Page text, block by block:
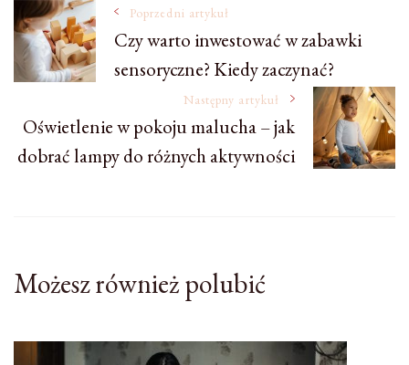
Nawigacja
wpisu
Poprzedni artykuł
Czy warto inwestować w zabawki
sensoryczne? Kiedy zaczynać?
Następny artykuł
Oświetlenie w pokoju malucha – jak
dobrać lampy do różnych aktywności
Możesz również polubić